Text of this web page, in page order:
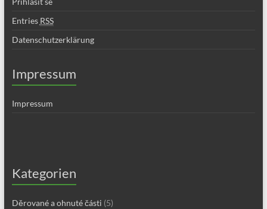
Entries RSS
Datenschutzerklärung
Impressum
Impressum
Kategorien
Děrované a ohnuté části (5)